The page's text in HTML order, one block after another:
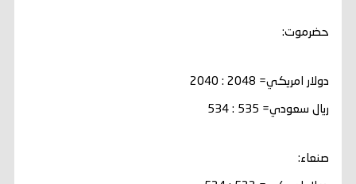
حضرموت:
دولار امريكي= 2048 : 2040
ريال سعودي= 535 : 534
صنعاء: